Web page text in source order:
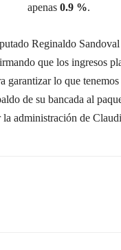
apenas 0.9 %.
Reginaldo
que los ingresos
garantizar lo que
de su bancada al
la administración de